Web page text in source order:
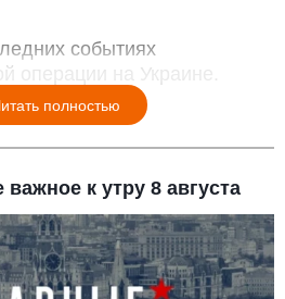
событиях
операции на Украине.
полностью
к утру 8 августа